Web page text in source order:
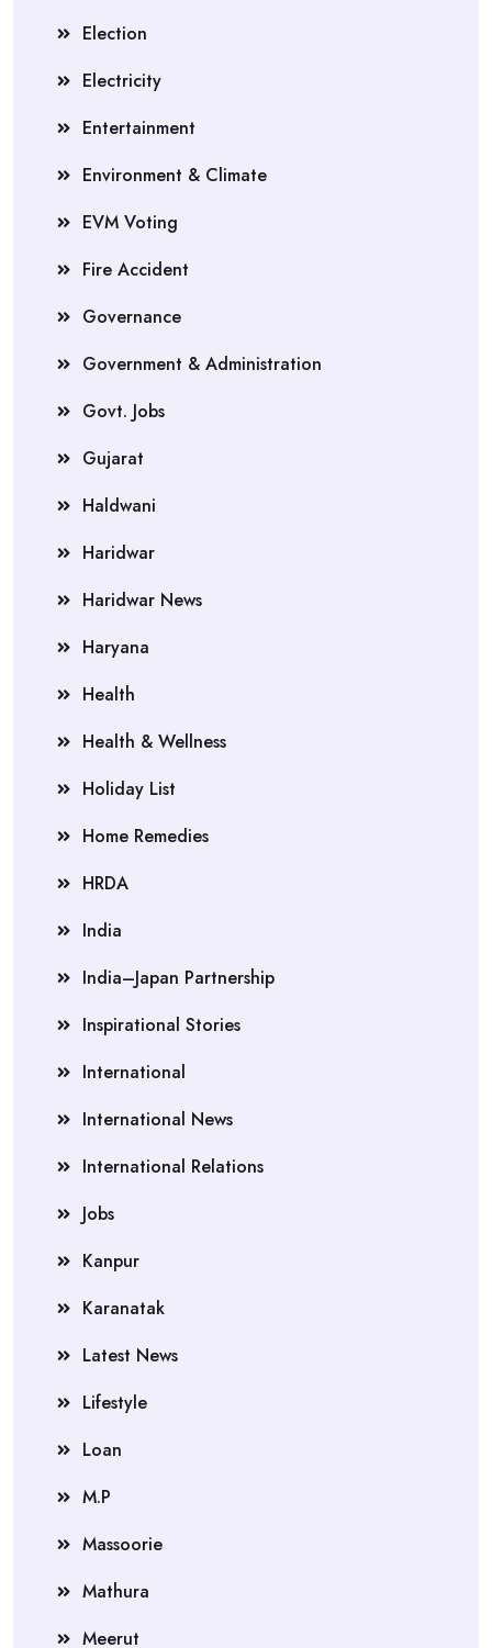
Election
Electricity
Entertainment
Environment & Climate
EVM Voting
Fire Accident
Governance
Government & Administration
Govt. Jobs
Gujarat
Haldwani
Haridwar
Haridwar News
Haryana
Health
Health & Wellness
Holiday List
Home Remedies
HRDA
India
India–Japan Partnership
Inspirational Stories
International
International News
International Relations
Jobs
Kanpur
Karanatak
Latest News
Lifestyle
Loan
M.P
Massoorie
Mathura
Meerut